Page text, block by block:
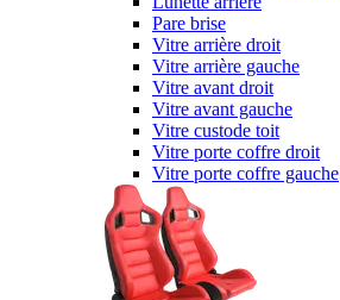
Pare brise
Vitre arrière droit
Vitre arrière gauche
Vitre avant droit
Vitre avant gauche
Vitre custode toit
Vitre porte coffre droit
Vitre porte coffre gauche